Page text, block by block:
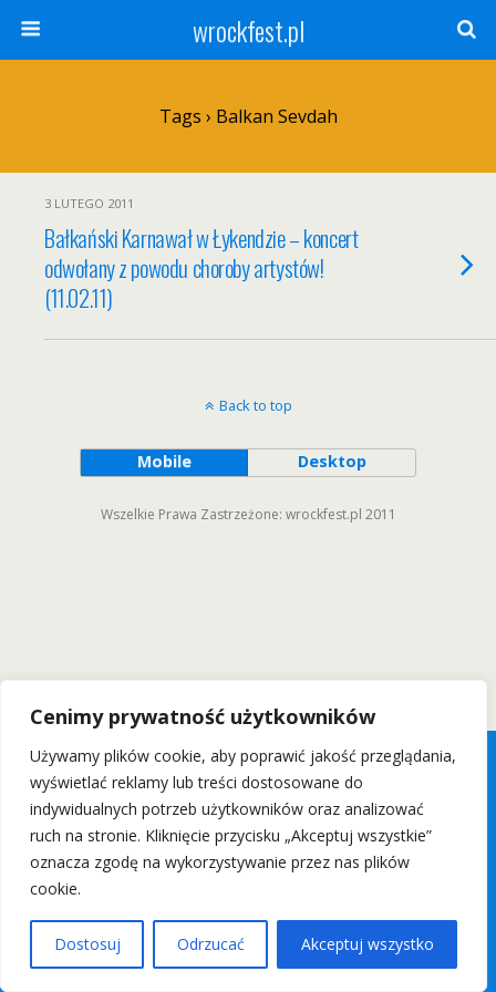
Cenimy prywatność użytkowników
Używamy plików cookie, aby poprawić jakość przeglądania,
wyświetlać reklamy lub treści dostosowane do
indywidualnych potrzeb użytkowników oraz analizować
ruch na stronie. Kliknięcie przycisku „Akceptuj wszystkie”
oznacza zgodę na wykorzystywanie przez nas plików
cookie.
Dostosuj Odrzucać Akceptuj wszystko
wrockfest.pl
Tags › Balkan Sevdah
3 LUTEGO 2011
Bałkański Karnawał w Łykendzie – koncert
odwołany z powodu choroby artystów!
(11.02.11)
Back to top
Mobile Desktop
Wszelkie Prawa Zastrzeżone: wrockfest.pl 2011